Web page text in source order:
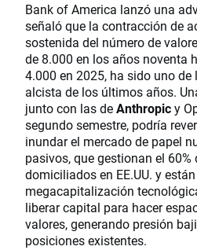
Bank of America lanzó una
señaló que la contracción de
sostenida del número de
de 8.000 en los años noventa
4.000 en 2025, ha sido uno
alcista de los últimos años.
junto con las deAnthropicy
segundo semestre, podría
inundar el mercado de papel
pasivos, que gestionan el
domiciliados en EE.UU. y
megacapitalización
liberar capital para hacer
valores, generando presión
posiciones existentes.